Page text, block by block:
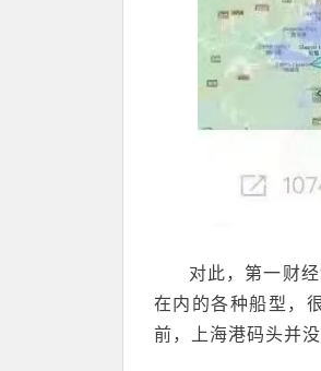
对此，第一财
在内的各种船型，
前，上海港码头并